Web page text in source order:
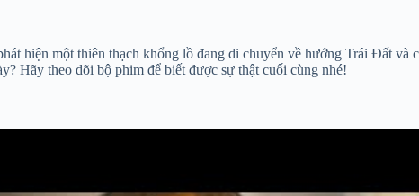
hiện một thiên thạch khổng lồ đang di chuyển về hướng Trái Đất và
Hãy theo dõi bộ phim để biết được sự thật cuối cùng nhé!